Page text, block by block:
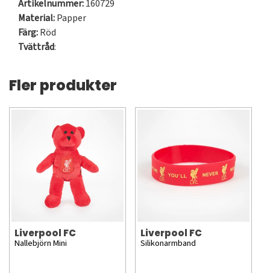
Artikelnummer:160729
Material:Papper
Färg:Röd
Tvättråd:
Fler produkter
Liverpool FC
Nallebjörn Mini
Liverpool FC
Silikonarmband